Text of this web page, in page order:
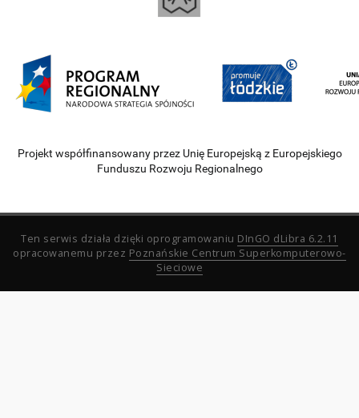
Projekt współfinansowany przez Unię Europejską z Europejskiego
Funduszu Rozwoju Regionalnego
Ten serwis działa dzięki oprogramowaniu DInGO dLibra 6.2.11
opracowanemu przez Poznańskie Centrum Superkomputerowo-
Sieciowe